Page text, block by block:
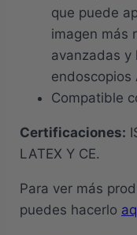
que puede
imagen más
avanzadas y
endoscopios
Compatible
Certificaciones:
LATEX Y CE.
Para ver más
puedes hacerlo